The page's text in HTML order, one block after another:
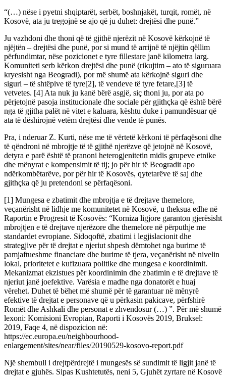
“(…) nëse i pyetni shqiptarët, serbët, boshnjakët, turqit, romët, në
Kosovë, ata ju tregojnë se ajo që ju duhet: drejtësi dhe punë.”
Ju vazhdoni dhe thoni që të gjithë njerëzit në Kosovë kërkojnë të
njëjtën – drejtësi dhe punë, por si mund të arrijnë të njëjtin qëllim
përfundimtar, nëse pozicionet e tyre fillestare janë kilometra larg.
Komuniteti serb kërkon drejtësi dhe punë (rikujtim – ato të siguruara
kryesisht nga Beogradi), por më shumë ata kërkojnë siguri dhe
siguri – të shtëpive të tyre[2], të vendeve të tyre fetare,[3] të
vetvetes. [4] Ata nuk ju kanë bërë asgjë, siç thoni ju, por ata po
përjetojnë pasoja institucionale dhe sociale për gjithçka që është bërë
nga të gjitha palët në vitet e kaluara, kështu duke i pamundësuar që
ata të dëshirojnë vetëm drejtësi dhe vende të punës.
Pra, i nderuar Z. Kurti, nëse me të vërtetë kërkoni të përfaqësoni dhe
të qëndroni në mbrojtje të të gjithë njerëzve që jetojnë në Kosovë,
detyra e parë është të pranoni heterogjenitetin midis grupeve etnike
dhe mënyrat e kompensimit të tij; jo për hir të Beogradit apo
ndërkombëtarëve, por për hir të Kosovës, qytetarëve të saj dhe
gjithçka që ju pretendoni se përfaqësoni.
[1] Mungesa e zbatimit dhe mbrojtja e të drejtave themelore,
veçanërisht në lidhje me komunitetet në Kosovë, u theksua edhe në
Raportin e Progresit të Kosovës: “Korniza ligjore garanton gjerësisht
mbrojtjen e të drejtave njerëzore dhe themelore në përputhje me
standardet evropiane. Sidoqoftë, zbatimi i legjislacionit dhe
strategjive për të drejtat e njeriut shpesh dëmtohet nga burime të
pamjaftueshme financiare dhe burime të tjera, veçanërisht në nivelin
lokal, prioritetet e kufizuara politike dhe mungesa e koordinimit.
Mekanizmat ekzistues për koordinimin dhe zbatimin e të drejtave të
njeriut janë joefektive. Varësia e madhe nga donatorët e huaj
vërehet. Duhet të bëhet më shumë për të garantuar në mënyrë
efektive të drejtat e personave që u përkasin pakicave, përfshirë
Romët dhe Ashkali dhe personat e zhvendosur (…) ”. Për më shumë
lexoni: Komisioni Evropian, Raporti i Kosovës 2019, Bruksel:
2019, Faqe 4, në dispozicion në:
https://ec.europa.eu/neighbourhood-
enlargement/sites/near/files/20190529-kosovo-report.pdf
Një shembull i drejtpërdrejtë i mungesës së sundimit të ligjit janë të
drejtat e gjuhës. Sipas Kushtetutës, neni 5, Gjuhët zyrtare në Kosovë